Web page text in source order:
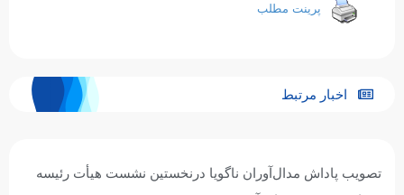
پرینت مطلب
اخبار مرتبط
تصویب پاداش مدال‌آوران ناگویا درنخستین نشست هیأت رئیسه